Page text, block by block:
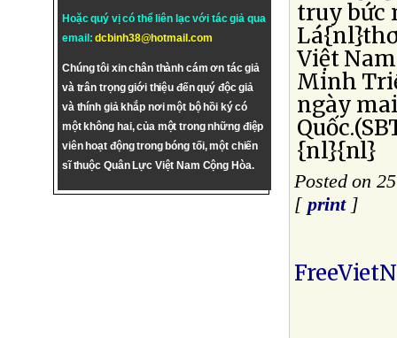
Hoặc quý vị có thể liên lạc với tác giả qua
email:dcbinh38@hotmail.com
Chúng tôi xin chân thành cám ơn tác giả
và trân trọng giới thiệu đến quý độc giả
và thính giả khắp nơi một bộ hồi ký có
một không hai, của một trong những điệp
viên hoạt động trong bóng tối, một chiến
sĩ thuộc Quân Lực Việt Nam Cộng Hòa.
truy bức
Việt
Minh
ngày
{nl}{nl}
Posted on
[ print]